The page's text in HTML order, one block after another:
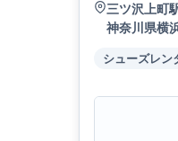
三ツ沢上町
神奈川県横
シューズレン